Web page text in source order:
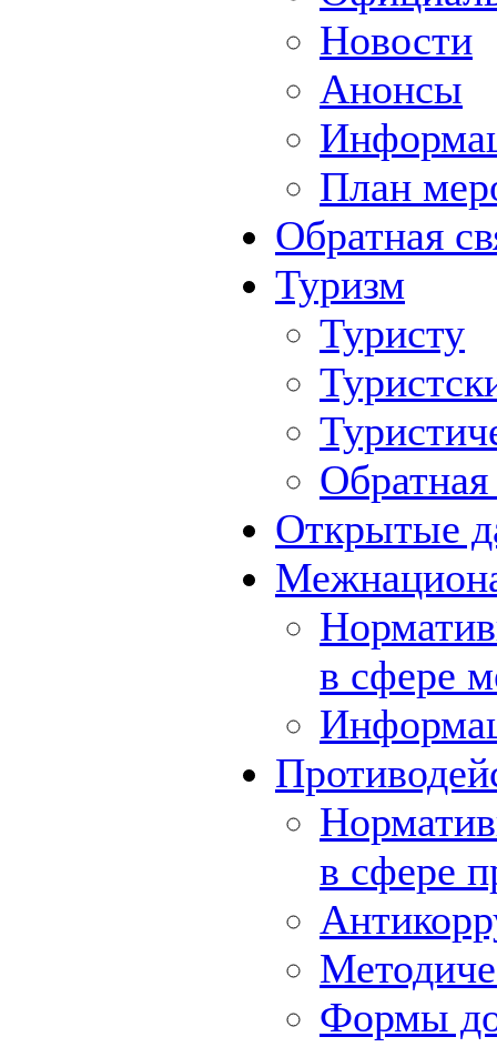
Новости
Анонсы
План
Обратная
Туризм
Туристу
Обратная
Открытые
в сфере
в сфере
Формы